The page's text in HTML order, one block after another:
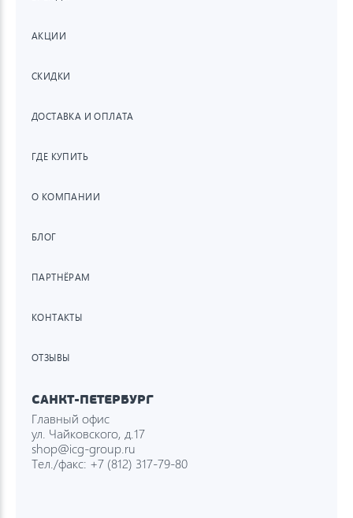
АКЦИИ
СКИДКИ
ДОСТАВКА И ОПЛАТА
ГДЕ КУПИТЬ
О КОМПАНИИ
БЛОГ
ПАРТНЁРАМ
КОНТАКТЫ
ОТЗЫВЫ
САНКТ-ПЕТЕРБУРГ
Главный офис
ул. Чайковского, д.17
shop@icg-group.ru
Тел./факс: +7 (812) 317-79-80